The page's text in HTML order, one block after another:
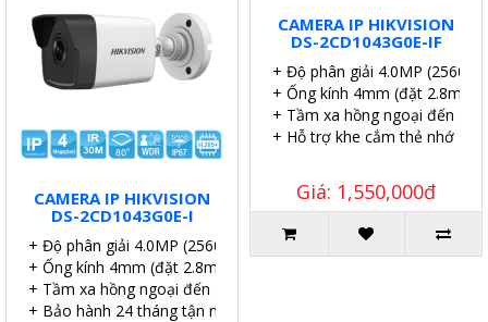
CAMERA IP HIKVISION
DS-2CD1043G0E-I
+ Độ phân giải 4.0MP (2560×1140P)
+ Ống kính 4mm (đặt 2.8mm, 6mm).
+ Tầm xa hồng ngoại đến 30m.
+ Bảo hành 24 tháng tận nơi.
CAMERA IP HIKVISION
DS-2CD1043G0E-IF
+ Độ phân giải 4.0MP
+ Ống kính 4mm (đặt 2.8mm,
+ Tầm xa hồng ngoại đến
+ Hỗ trợ khe cắm thẻ nhớ
Giá: 1,550,000đ